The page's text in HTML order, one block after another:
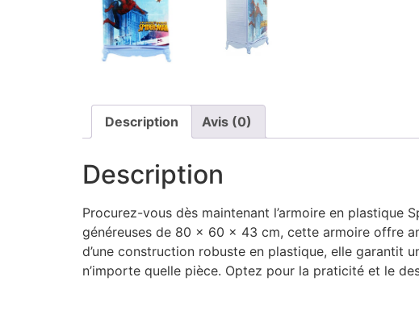
Description Avis (0)
Description
Procurez-vous dès maintenant l’armoire en plastique
généreuses de 80 x 60 x 43 cm, cette armoire offre
d’une construction robuste en plastique, elle garantit
n’importe quelle pièce. Optez pour la praticité et le